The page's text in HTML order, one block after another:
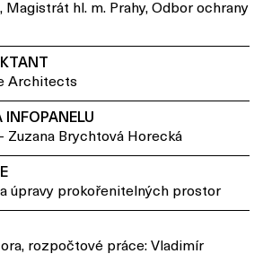
Magistrát hl. m. Prahy, Odbor ochrany
Architects
INFOPANELU
Zuzana Brychtová Horecká
úpravy prokořenitelných prostor
rozpočtové práce: Vladimír